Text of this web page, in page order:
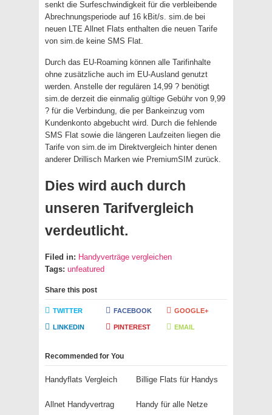
senkt die Surfeschwindigkeit für die verbleibende
Abrechnungsperiode auf 16 kBit/s. sim.de bei
neuen LTE Allnet Flats enthalten die neuen Tarife
von sim.de keine SMS Flat.
Durch das EU-Roaming können alle Tarifinhalte
ohne zusätzliche auch im EU-Ausland genutzt
werden. Anstelle der regulären 14,99 ? benötigt
sim.de derzeit die einmalig gültige Gebühr von 9,99
? für die Verbindung, die per Bankeinzug vom
Kundenkonto abgebucht wird. Durch die fehlende
SMS Flat sowie die längeren Laufzeiten liegen die
Tarife von sim.de im Direktvergleich hinter denen
anderer Drillisch Marken wie PremiumSIM zurück.
Dies wird auch durch
unseren Tarifvergleich
verdeutlicht.
Filed in: Handyverträge vergleichen
Tags: unfeatured
Share this post
TWITTER FACEBOOK GOOGLE+
LINKEDIN PINTEREST EMAIL
Recommended for You
Handyflats Vergleich Billige Flats für Handys
Allnet Handyvertrag Handy für alle Netze